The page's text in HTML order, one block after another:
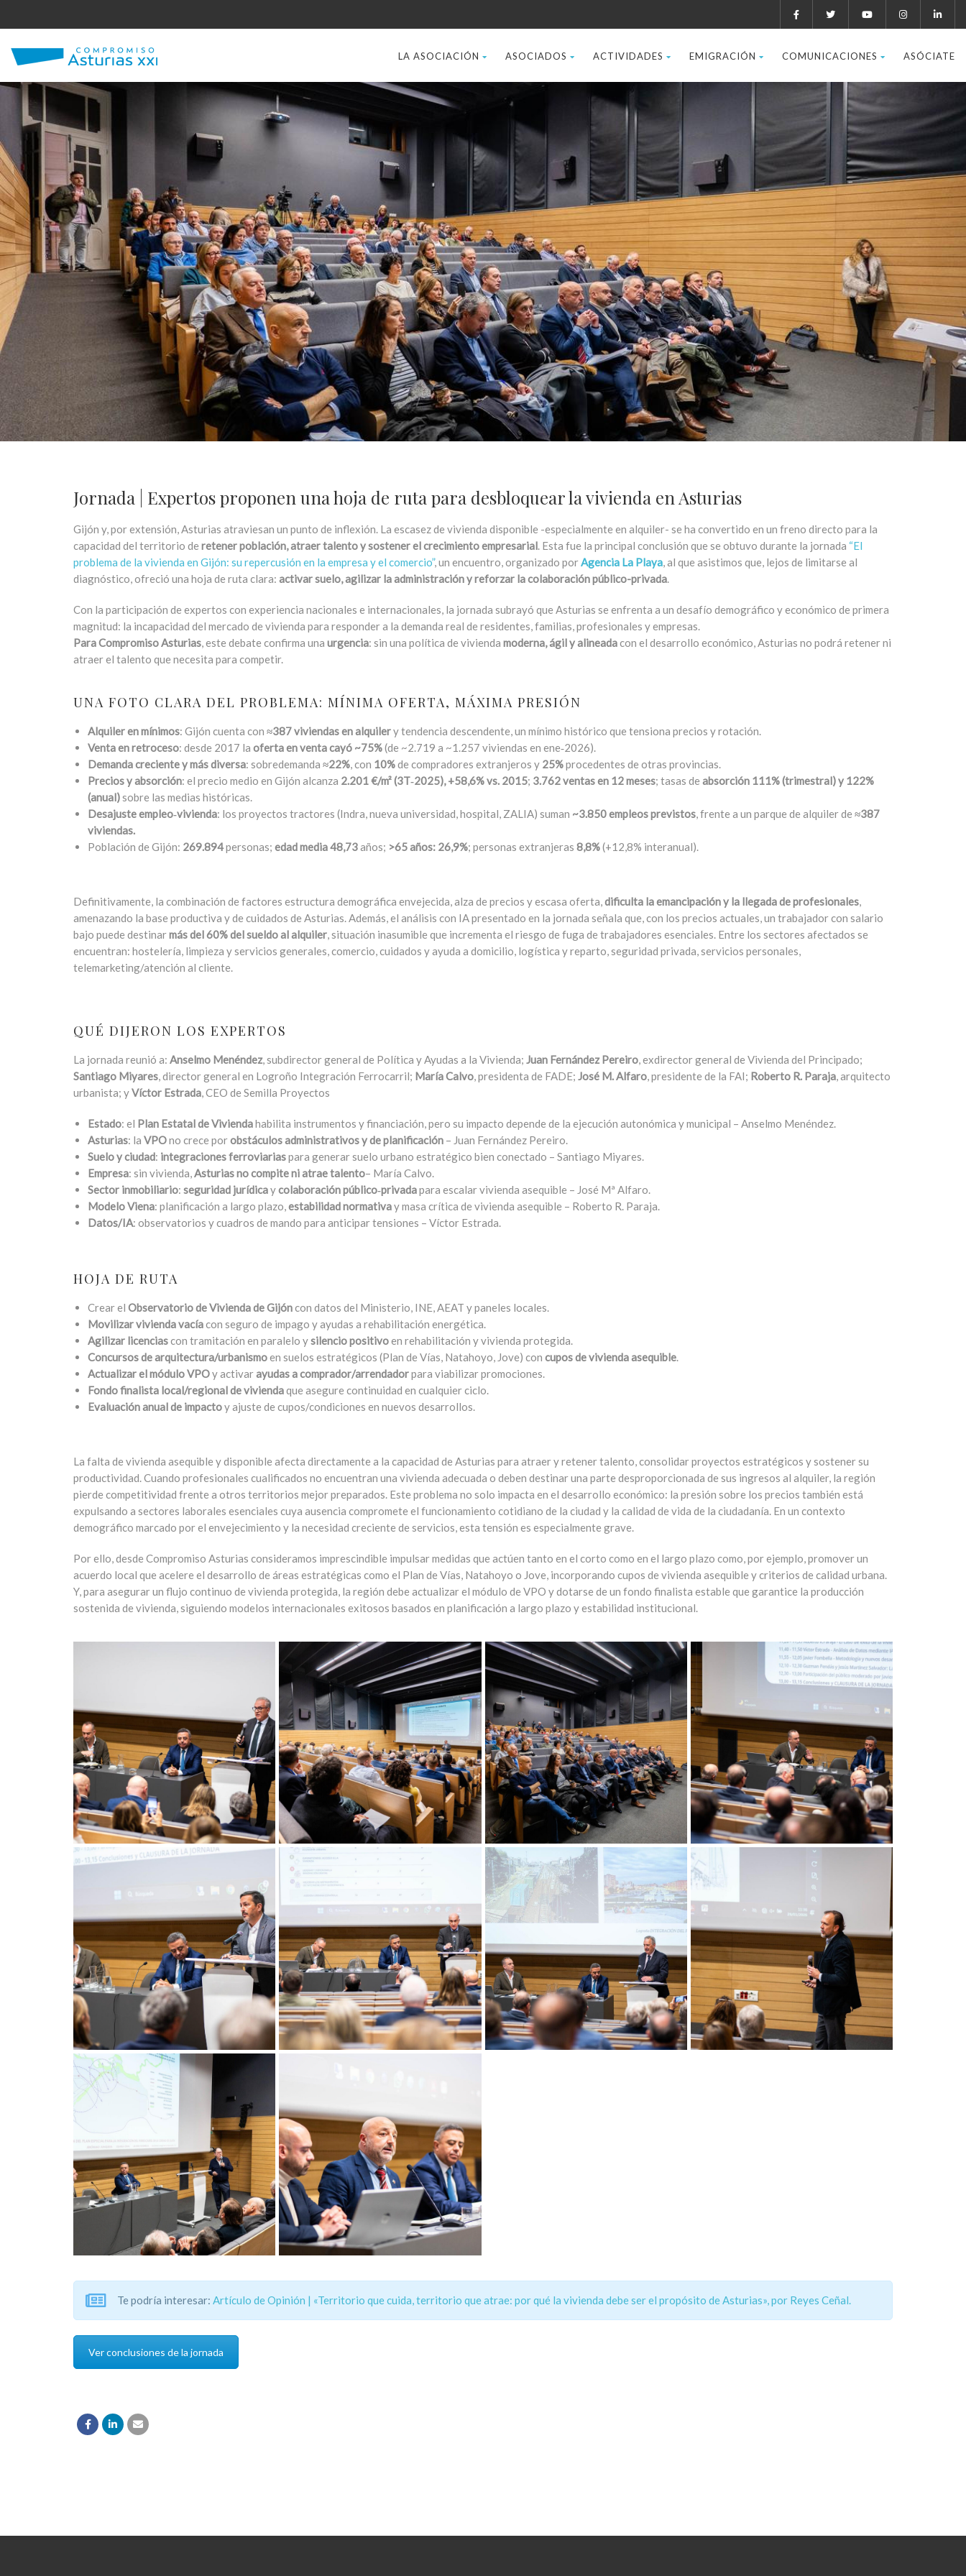
LA ASOCIACIÓN ASOCIADOS ACTIVIDADES EMIGRACIÓN COMUNICACIONES ASÓCIATE
Jornada | Expertos proponen una hoja de ruta para desbloquear la vivienda en Asturias
Gijón y, por extensión, Asturias atraviesan un punto de inflexión. La escasez de vivienda disponible -especialmente en alquiler- se ha convertido en un freno directo para la
capacidad del territorio de retener población, atraer talento y sostener el crecimiento empresarial. Esta fue la principal conclusión que se obtuvo durante la jornada “El
problema de la vivienda en Gijón: su repercusión en la empresa y el comercio”, un encuentro, organizado porAgencia La Playa, al que asistimos que, lejos de limitarse al
diagnóstico, ofreció una hoja de ruta clara: activar suelo, agilizar la administración y reforzar la colaboración público-privada.
Con la participación de expertos con experiencia nacionales e internacionales, la jornada subrayó que Asturias se enfrenta a un desafío demográfico y económico de primera
magnitud: la incapacidad del mercado de vivienda para responder a la demanda real de residentes, familias, profesionales y empresas.
Para Compromiso Asturias, este debate confirma una urgencia: sin una política de vivienda moderna, ágil y alineadacon el desarrollo económico, Asturias no podrá retener ni
atraer el talento que necesita para competir.
UNA FOTO CLARA DEL PROBLEMA: MÍNIMA OFERTA, MÁXIMA PRESIÓN
Alquiler en mínimos: Gijón cuenta con ≈387 viviendas en alquilery tendencia descendente, un mínimo histórico que tensiona precios y rotación.
Venta en retroceso: desde 2017 la oferta en venta cayó ~75%(de ~2.719 a ~1.257 viviendas en ene‑2026).
Demanda creciente y más diversa: sobredemanda ≈22%, con 10%de compradores extranjeros y 25%procedentes de otras provincias.
Precios y absorción: el precio medio en Gijón alcanza 2.201 €/m² (3T‑2025), +58,6% vs. 2015; 3.762 ventas en 12 meses; tasas de absorción 111% (trimestral) y 122%
(anual)sobre las medias históricas.
Desajuste empleo‑vivienda: los proyectos tractores (Indra, nueva universidad, hospital, ZALIA) suman ~3.850 empleos previstos, frente a un parque de alquiler de ≈387
viviendas.
Población de Gijón: 269.894personas; edad media 48,73años; >65 años: 26,9%; personas extranjeras 8,8%(+12,8% interanual).
Definitivamente, la combinación de factores estructura demográfica envejecida, alza de precios y escasa oferta,dificulta la emancipación y la llegada de profesionales,
amenazando la base productiva y de cuidados de Asturias. Además, el análisis con IA presentado en la jornada señala que, con los precios actuales, un trabajador con salario
bajo puede destinarmás del 60% del sueldo al alquiler, situación inasumible que incrementa el riesgo de fuga de trabajadores esenciales. Entre los sectores afectados se
encuentran: hostelería, limpieza y servicios generales, comercio, cuidados y ayuda a domicilio, logística y reparto, seguridad privada, servicios personales,
telemarketing/atención al cliente.
QUÉ DIJERON LOS EXPERTOS
La jornada reunió a: Anselmo Menéndez, subdirector general de Política y Ayudas a la Vivienda; Juan Fernández Pereiro, exdirector general de Vivienda del Principado;
Santiago Miyares, director general en Logroño Integración Ferrocarril; María Calvo, presidenta de FADE; José M. Alfaro, presidente de la FAI; Roberto R. Paraja, arquitecto
urbanista; yVíctor Estrada, CEO de Semilla Proyectos
Estado: el Plan Estatal de Viviendahabilita instrumentos y financiación, pero su impacto depende de la ejecución autonómica y municipal – Anselmo Menéndez.
Asturias: la VPOno crece porobstáculos administrativos y de planificación – Juan Fernández Pereiro.
Suelo y ciudad: integraciones ferroviariaspara generar suelo urbano estratégico bien conectado – Santiago Miyares.
Empresa: sin vivienda,Asturias no compite ni atrae talento– María Calvo.
Sector inmobiliario: seguridad jurídicaycolaboración público‑privadapara escalar vivienda asequible – José Mª Alfaro.
Modelo Viena: planificación a largo plazo,estabilidad normativay masa crítica de vivienda asequible – Roberto R. Paraja.
Datos/IA: observatorios y cuadros de mando para anticipar tensiones – Víctor Estrada.
HOJA DE RUTA
Crear el Observatorio de Vivienda de Gijóncon datos del Ministerio, INE, AEAT y paneles locales.
Movilizar vivienda vacíacon seguro de impago y ayudas a rehabilitación energética.
Agilizar licenciascon tramitación en paralelo ysilencio positivoen rehabilitación y vivienda protegida.
Concursos de arquitectura/urbanismoen suelos estratégicos (Plan de Vías, Natahoyo, Jove) con cupos de vivienda asequible.
Actualizar el módulo VPOy activarayudas a comprador/arrendadorpara viabilizar promociones.
Fondo finalista local/regional de viviendaque asegure continuidad en cualquier ciclo.
Evaluación anual de impactoy ajuste de cupos/condiciones en nuevos desarrollos.
La falta de vivienda asequible y disponible afecta directamente a la capacidad de Asturias para atraer y retener talento, consolidar proyectos estratégicos y sostener su
productividad. Cuando profesionales cualificados no encuentran una vivienda adecuada o deben destinar una parte desproporcionada de sus ingresos al alquiler, la región
pierde competitividad frente a otros territorios mejor preparados. Este problema no solo impacta en el desarrollo económico: la presión sobre los precios también está
expulsando a sectores laborales esenciales cuya ausencia compromete el funcionamiento cotidiano de la ciudad y la calidad de vida de la ciudadanía. En un contexto
demográfico marcado por el envejecimiento y la necesidad creciente de servicios, esta tensión es especialmente grave.
Por ello, desde Compromiso Asturias consideramos imprescindible impulsar medidas que actúen tanto en el corto como en el largo plazo como, por ejemplo, promover un
acuerdo local que acelere el desarrollo de áreas estratégicas como el Plan de Vías, Natahoyo o Jove, incorporando cupos de vivienda asequible y criterios de calidad urbana.
Y, para asegurar un flujo continuo de vivienda protegida, la región debe actualizar el módulo de VPO y dotarse de un fondo finalista estable que garantice la producción
sostenida de vivienda, siguiendo modelos internacionales exitosos basados en planificación a largo plazo y estabilidad institucional.
Te podría interesar: Artículo de Opinión | «Territorio que cuida, territorio que atrae: por qué la vivienda debe ser el propósito de Asturias», por Reyes Ceñal.
Ver conclusiones de la jornada